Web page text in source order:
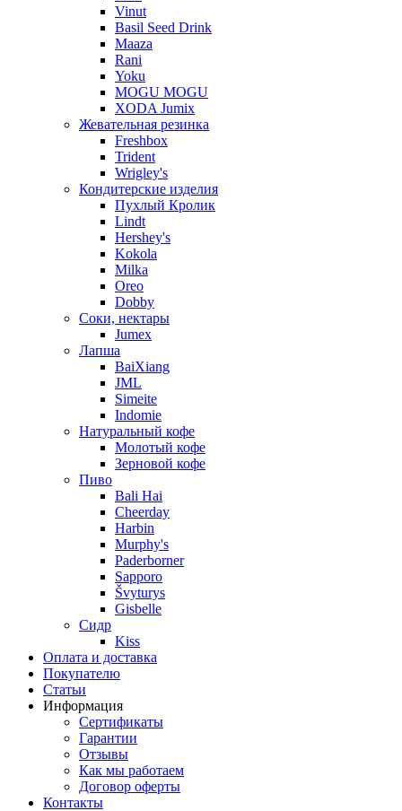
Vinut
Basil Seed Drink
Maaza
Rani
Yoku
MOGU MOGU
XODA Jumix
Жевательная резинка
Freshbox
Trident
Wrigley's
Кондитерские изделия
Пухлый Кролик
Lindt
Hershey's
Kokola
Milka
Oreo
Dobby
Соки, нектары
Jumex
Лапша
BaiXiang
JML
Simeite
Indomie
Натуральный кофе
Молотый кофе
Зерновой кофе
Пиво
Bali Hai
Cheerday
Harbin
Murphy's
Paderborner
Sapporo
Švyturys
Gisbelle
Сидр
Kiss
Оплата и доставка
Покупателю
Статьи
Информация
Сертификаты
Гарантии
Отзывы
Как мы работаем
Договор оферты
Контакты